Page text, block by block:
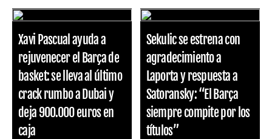
Xavi Pascual ayuda a
rejuvenecer el Barça de
basket: se lleva al último
crack rumbo a Dubai y
deja 900.000 euros en
caja
Sekulic se estrena con
agradecimiento a
Laporta y respuesta a
Satoransky: “El Barça
siempre compite por los
títulos”